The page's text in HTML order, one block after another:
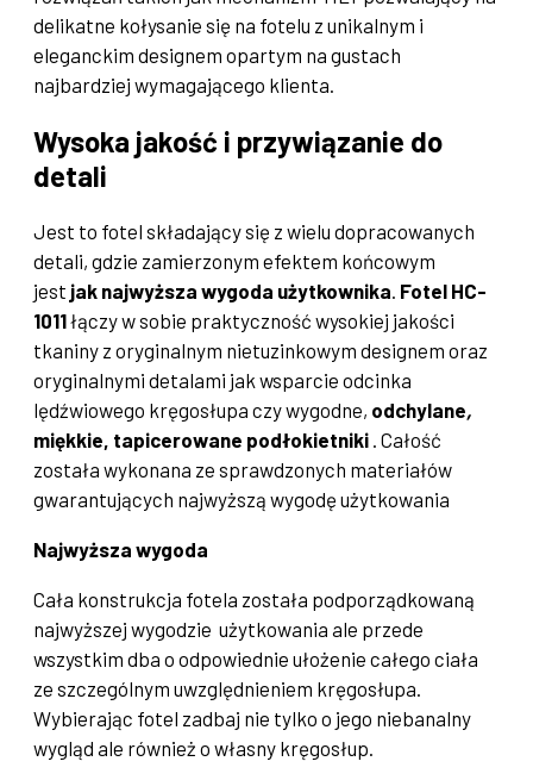
delikatne kołysanie się na fotelu z unikalnym i
eleganckim designem opartym na gustach
najbardziej wymagającego klienta.
Wysoka jakość i przywiązanie do
detali
Jest to fotel składający się z wielu dopracowanych
detali, gdzie zamierzonym efektem końcowym
jest jak najwyższa wygoda użytkownika Fotel HC-
1011łączy w sobie praktyczność wysokiej jakości
tkaniny z oryginalnym nietuzinkowym designem oraz
oryginalnymi detalami jak wsparcie odcinka
lędźwiowego kręgosłupa czy wygodne, odchylane,
miękkie, tapicerowane podłokietniki . Całość
została wykonana ze sprawdzonych materiałów
gwarantujących najwyższą wygodę użytkowania
Najwyższa wygoda
Cała konstrukcja fotela została podporządkowaną
najwyższej wygodzie użytkowania ale przede
wszystkim dba o odpowiednie ułożenie całego ciała
ze szczególnym uwzględnieniem kręgosłupa.
Wybierając fotel zadbaj nie tylko o jego niebanalny
wygląd ale również o własny kręgosłup.